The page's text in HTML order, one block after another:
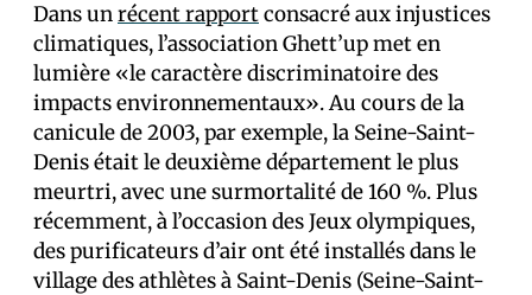
Dans unrécent rapportconsacré aux injustices
climatiques, l’association Ghett’up met en
lumière «le caractère discriminatoire des
impacts environnementaux». Au cours de la
canicule de 2003, par exemple, la Seine-Saint-
Denis était le deuxième département le plus
meurtri, avec une surmortalité de 160 %. Plus
récemment, à l’occasion des Jeux olympiques,
des purificateurs d’air ont été installés dans le
village des athlètes à Saint-Denis (Seine-Saint-